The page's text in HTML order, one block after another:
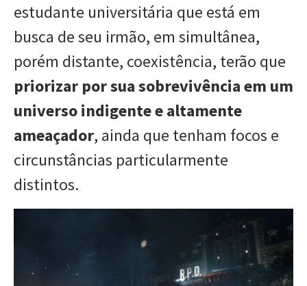
estudante universitária que está em
busca de seu irmão, em simultânea,
porém distante, coexistência, terão que
priorizar por sua sobrevivência em um
universo indigente e altamente
ameaçador, ainda que tenham focos e
circunstâncias particularmente
distintos.